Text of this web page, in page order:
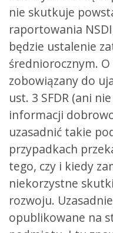
nie skutkuje
raportowania
będzie ustalenie
średniorocznym.
zobowiązany do
ust. 3 SFDR (ani
informacji
uzasadnić takie
przypadkach
tego, czy i kiedy
niekorzystne
rozwoju.
opublikowane na